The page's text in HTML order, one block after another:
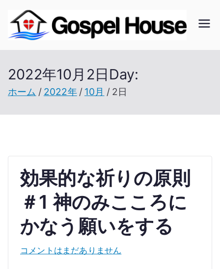
を
キ
ッ
ハ
ウ
開拓
を進
む
2022年10月2日 Day:
ホーム 2022年 10月 2日
効果的な祈りの原則
＃1 神のみこころに
かなう願いをする
効
コメントはまだありません